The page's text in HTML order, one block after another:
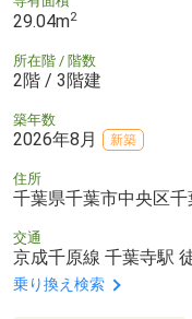
29.04m2
所在階 / 階数
2階 / 3階建
築年数
2026年8月 新築
住所
千葉県千葉市中央区
交通
京成千原線 千葉寺駅
乗り換え検索